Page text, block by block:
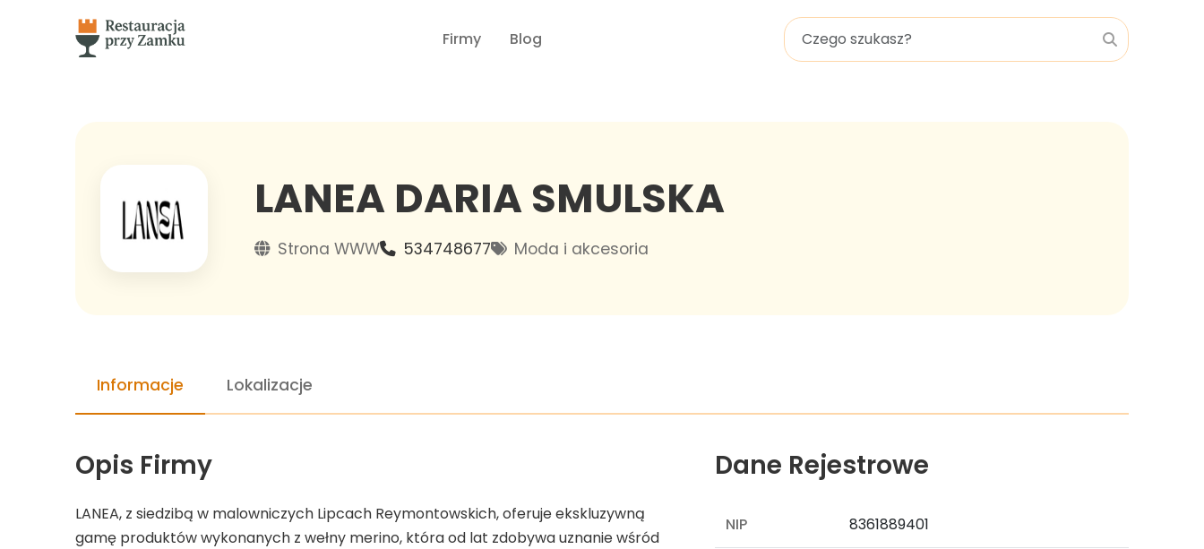
Firmy Blog
LANEA DARIA SMULSKA
Strona WWW 534748677 Moda i akcesoria
Informacje Lokalizacje
Opis Firmy
LANEA, z siedzibą w malowniczych Lipcach Reymontowskich, oferuje ekskluzywną
gamę produktów wykonanych z wełny merino, która od lat zdobywa uznanie wśród
Dane Rejestrowe
NIP 8361889401